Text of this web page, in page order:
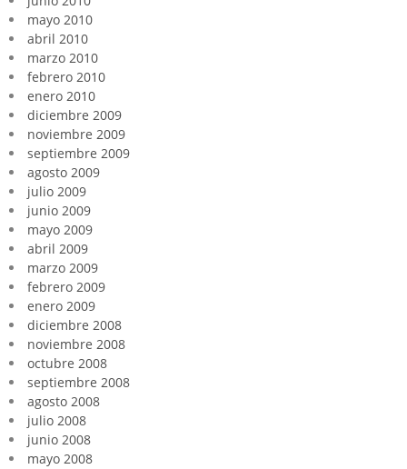
mayo 2010
abril 2010
marzo 2010
febrero 2010
enero 2010
diciembre 2009
noviembre 2009
septiembre 2009
agosto 2009
julio 2009
junio 2009
mayo 2009
abril 2009
marzo 2009
febrero 2009
enero 2009
diciembre 2008
noviembre 2008
octubre 2008
septiembre 2008
agosto 2008
julio 2008
junio 2008
mayo 2008